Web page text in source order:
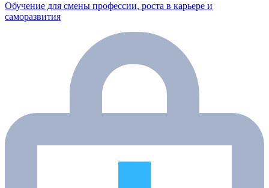
Обучение для смены профессии, роста в карьере и
саморазвития